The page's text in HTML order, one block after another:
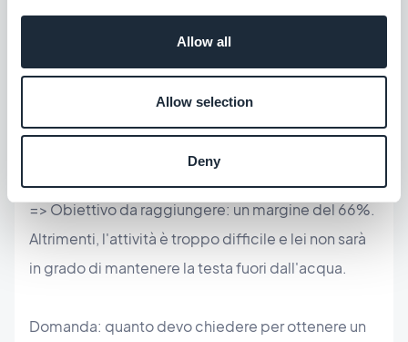
Allow all
Allow selection
Deny
1/ Prezzo richiesto dall'azienda per la creazione e la
2/ Costi totali sostenuti dall'azienda: 700 euro.
=> Obiettivo da raggiungere: un margine del 66%.
Altrimenti, l'attività è troppo difficile e lei non sarà
in grado di mantenere la testa fuori dall'acqua.
Domanda: quanto devo chiedere per ottenere un